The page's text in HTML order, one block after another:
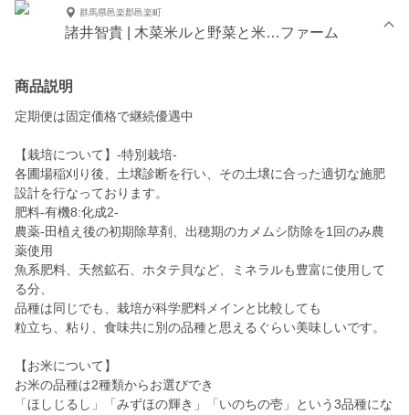
群馬県邑楽郡邑楽町
諸井智貴 | 木菜米ルと野菜と米…ファーム
商品説明
定期便は固定価格で継続優遇中
【栽培について】-特別栽培-
各圃場稲刈り後、土壌診断を行い、その土壌に合った適切な施肥
設計を行なっております。
肥料-有機8:化成2-
農薬-田植え後の初期除草剤、出穂期のカメムシ防除を1回のみ農
薬使用
魚系肥料、天然鉱石、ホタテ貝など、ミネラルも豊富に使用して
る分、
品種は同じでも、栽培が科学肥料メインと比較しても
粒立ち、粘り、食味共に別の品種と思えるぐらい美味しいです。
【お米について】
お米の品種は2種類からお選びでき
「ほしじるし」「みずほの輝き」「いのちの壱」という3品種にな